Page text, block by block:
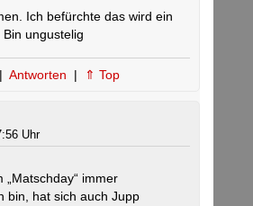
Ich befürchte das wird ein
ungustelig
| Antworten | ⇑ Top
Uhr
„Matschday“ immer
bin, hat sich auch Jupp